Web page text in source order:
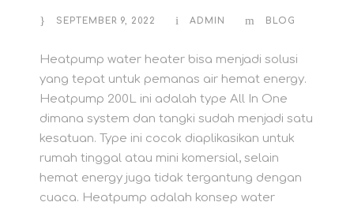
SEPTEMBER 9, 2022 ADMIN BLOG
Heatpump water heater bisa menjadi solusi
yang tepat untuk pemanas air hemat energy.
Heatpump 200L ini adalah type All In One
dimana system dan tangki sudah menjadi satu
kesatuan. Type ini cocok diaplikasikan untuk
rumah tinggal atau mini komersial, selain
hemat energy juga tidak tergantung dengan
cuaca. Heatpump adalah konsep water